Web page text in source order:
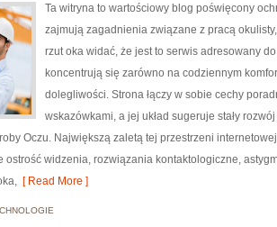
Ta witryna to wartościowy blog poświęcony
zajmują zagadnienia związane z pracą
rzut oka widać, że jest to serwis adresowany
koncentrują się zarówno na codziennym
dolegliwości. Strona łączy w sobie cechy
wskazówkami, a jej układ sugeruje stały
Oczu. Największą zaletą tej przestrzeni
ostrość widzenia, rozwiązania kontaktologiczne,
[ Read More ]